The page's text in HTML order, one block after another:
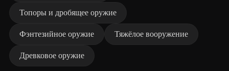
Топоры и дробящее оружие
Фэнтезийное оружие Тяжёлое вооружение
Древковое оружие